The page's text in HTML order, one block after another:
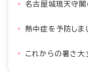
名古屋城現天守閣
熱中症を予防しま
これからの暑さ大